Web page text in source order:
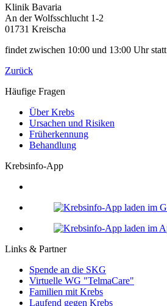
Klinik Bavaria
An der Wolfsschlucht 1-2
01731 Kreischa
findet zwischen 10:00 und 13:00 Uhr statt
Zurück
Häufige Fragen
Über Krebs
Ursachen und Risiken
Früherkennung
Behandlung
Krebsinfo-App
Links & Partner
Spende an die SKG
Virtuelle WG "TelmaCare"
Familien mit Krebs
Laufend gegen Krebs